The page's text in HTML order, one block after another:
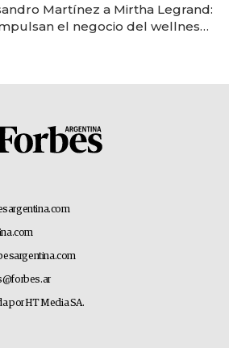
Martínez a Mirtha Legrand:
el negocio del wellness
por HT Media SA.